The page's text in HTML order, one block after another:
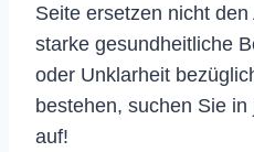
Seite ersetzen nicht
starke gesundheitliche
oder Unklarheit
bestehen, suchen Sie
auf!